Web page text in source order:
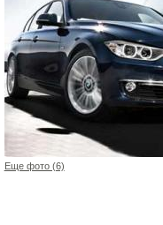
Еще фото (6)